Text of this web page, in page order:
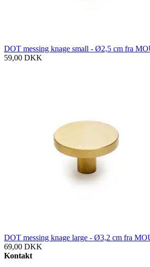
DOT messing knage small - Ø2,5 cm fra
59,00 DKK
DOT messing knage large - Ø3,2 cm fra
69,00 DKK
Kontakt